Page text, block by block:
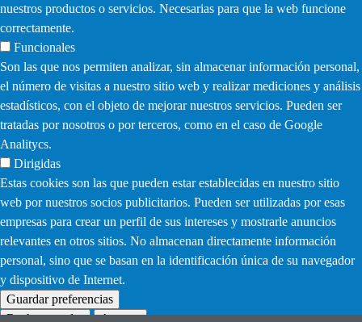
nuestros productos o servicios. Necesarias para que la web funcione
correctamente.
Funcionales
Son las que nos permiten analizar, sin almacenar información personal,
el número de visitas a nuestro sitio web y realizar mediciones y análisis
estadísticos, con el objeto de mejorar nuestros servicios. Pueden ser
tratadas por nosotros o por terceros, como en el caso de Google
Analitycs.
Dirigidas
Estas cookies son las que pueden estar establecidas en nuestro sitio
web por nuestros socios publicitarios. Pueden ser utilizadas por esas
empresas para crear un perfil de sus intereses y mostrarle anuncios
relevantes en otros sitios. No almacenan directamente información
personal, sino que se basan en la identificación única de su navegador
y dispositivo de Internet.
Guardar preferencias
Rechazar todas
Aceptar Withdraw